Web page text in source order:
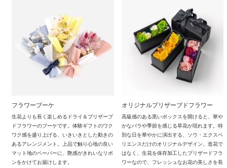
フラワーブーケ
生花よりも長く楽しめるドライ＆プリザーブ
ドフラワーのブーケです。体験ギフトのワク
ワク感を盛り上げる、いきいきとした動きの
あるアレンジメント。上品で触り心地の良い
マット地のペーパーに、艶感がきれいなリボ
ンをかけてお届けします。
オリジナルプリザーブドフラワー
高級感のある黒いボックスを開けると、華や
かなバラや季節を感じる草花が現れます。特
別な日を華やかに演出する、ソウ・エクスペ
リエンスだけのオリジナルデザイン。造花で
はなく、生花を保存加工したプリザードフラ
ワーなので、フレッシュなお花の美しさを長